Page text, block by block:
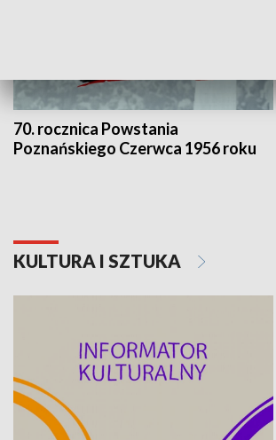
70. rocznica Powstania
Poznańskiego Czerwca 1956 roku
KULTURA I SZTUKA